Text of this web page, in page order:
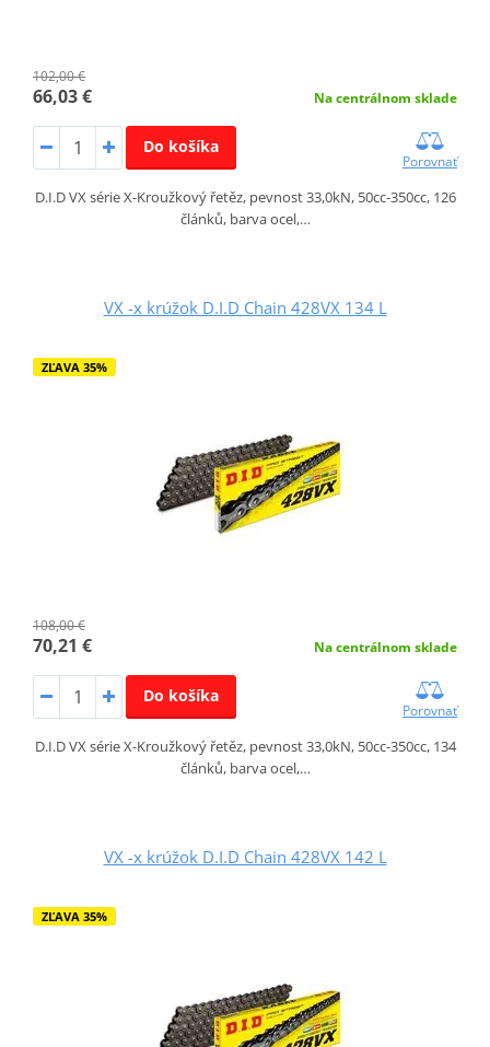
102,00 €
66,03 € Na centrálnom sklade
Do košíka
Porovnať
D.I.D VX série X-Kroužkový řetěz, pevnost 33,0kN, 50cc-350cc, 126
článků, barva ocel,…
VX -x krúžok D.I.D Chain 428VX 134 L
ZĽAVA 35%
108,00 €
70,21 € Na centrálnom sklade
Do košíka
Porovnať
D.I.D VX série X-Kroužkový řetěz, pevnost 33,0kN, 50cc-350cc, 134
článků, barva ocel,…
VX -x krúžok D.I.D Chain 428VX 142 L
ZĽAVA 35%